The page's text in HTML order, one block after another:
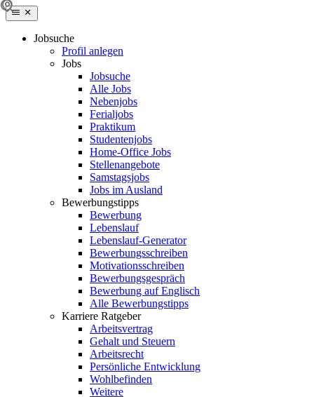
Jobsuche
Profil anlegen
Jobs
Jobsuche
Alle Jobs
Nebenjobs
Ferialjobs
Praktikum
Studentenjobs
Home-Office Jobs
Stellenangebote
Samstagsjobs
Jobs im Ausland
Bewerbungstipps
Bewerbung
Lebenslauf
Lebenslauf-Generator
Bewerbungsschreiben
Motivationsschreiben
Bewerbungsgespräch
Bewerbung auf Englisch
Alle Bewerbungstipps
Karriere Ratgeber
Arbeitsvertrag
Gehalt und Steuern
Arbeitsrecht
Persönliche Entwicklung
Wohlbefinden
Weitere